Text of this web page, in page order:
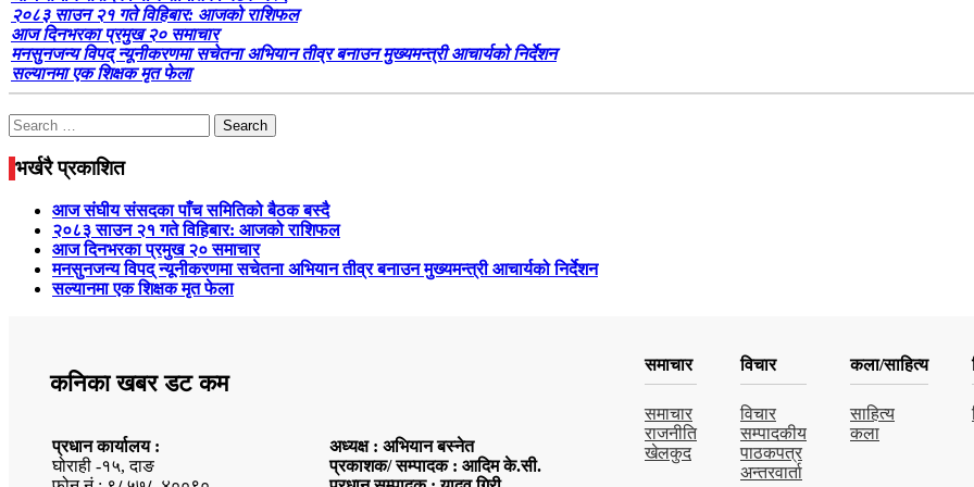
२०८३ साउन २१ गते विहिबार: आजको राशिफल
आज दिनभरका प्रमुख २० समाचार
मनसुनजन्य विपद् न्यूनीकरणमा सचेतना अभियान तीव्र बनाउन मुख्यमन्त्री आचार्यको निर्देशन
सल्यानमा एक शिक्षक मृत फेला
Search
for:
भर्खरै प्रकाशित
आज संघीय संसदका पाँच समितिको बैठक बस्दै
२०८३ साउन २१ गते विहिबार: आजको राशिफल
आज दिनभरका प्रमुख २० समाचार
मनसुनजन्य विपद् न्यूनीकरणमा सचेतना अभियान तीव्र बनाउन मुख्यमन्त्री आचार्यको निर्देशन
सल्यानमा एक शिक्षक मृत फेला
कनिका खबर डट कम
प्रधान कार्यालय :
घोराही -१५, दाङ
अध्यक्ष : अभियान बस्नेत
प्रकाशक/ सम्पादक : आदिम के.सी.
समाचार
समाचार
राजनीति
खेलकुद
विचार
विचार
सम्पादकीय
पाठकपत्र
अन्तरवार्ता
कला/साहित्य
साहित्य
कला